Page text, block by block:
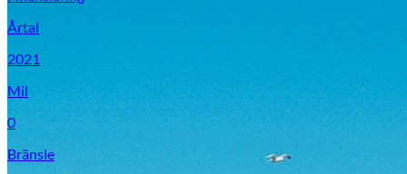
Fordonstyp
Mopedbil
Årtal
2021
Mil
0
Bränsle